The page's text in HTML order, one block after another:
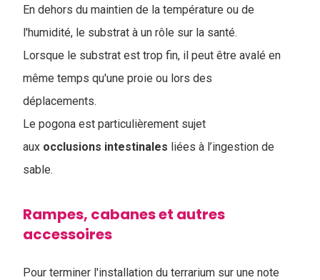
En dehors du maintien de la température ou de
l'humidité, le substrat à un rôle sur la santé.
Lorsque le substrat est trop fin, il peut être avalé en
même temps qu'une proie ou lors des
déplacements.
Le pogona est particulièrement sujet
aux occlusions intestinales liées à l’ingestion de
sable.
Rampes, cabanes et autres
accessoires
Pour terminer l'installation du terrarium sur une note